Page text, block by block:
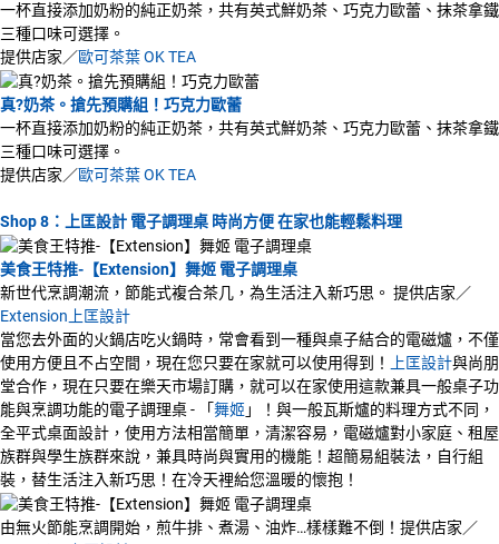
一杯直接添加奶粉的純正奶茶，共有英式鮮奶茶、巧克力歐蕾、抹茶拿鐵
三種口味可選擇。
提供店家／歐可茶葉 OK TEA
真?奶茶。搶先預購組！巧克力歐蕾
一杯直接添加奶粉的純正奶茶，共有英式鮮奶茶、巧克力歐蕾、抹茶拿鐵
三種口味可選擇。
提供店家／歐可茶葉 OK TEA
Shop 8：上匡設計 電子調理桌 時尚方便 在家也能輕鬆料理
美食王特推-【Extension】舞姬 電子調理桌
新世代烹調潮流，節能式複合茶几，為生活注入新巧思。 提供店家／
Extension上匡設計
當您去外面的火鍋店吃火鍋時，常會看到一種與桌子結合的電磁爐，不僅
使用方便且不占空間，現在您只要在家就可以使用得到！
上匡設計與尚朋
堂合作，現在只要在樂天市場訂購，就可以在家使用這款兼具一般桌子功
能與烹調功能的電子調理桌 - 「舞姬」！與一般瓦斯爐的料理方式不同，
全平式桌面設計，使用方法相當簡單，清潔容易，電磁爐對小家庭、租屋
族群與學生族群來說，兼具時尚與實用的機能！超簡易組裝法，自行組
裝，替生活注入新巧思！在冷天裡給您溫暖的懷抱！
由無火節能烹調開始，煎牛排、煮湯、油炸…樣樣難不倒！提供店家／